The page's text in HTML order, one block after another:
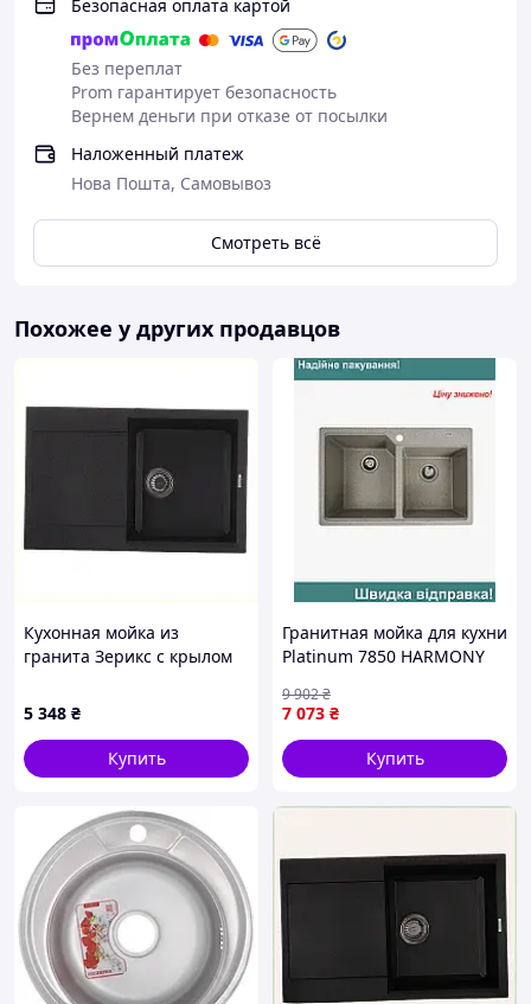
Безопасная оплата картой
Без переплат
Prom гарантирует безопасность
Вернем деньги при отказе от посылки
Наложенный платеж
Нова Пошта, Самовывоз
Смотреть всё
Похожее у других продавцов
Кухонная мойка из
гранита Зерикс с крылом
5 348 ₴
Купить
Гранитная мойка для кухни
Platinum 7850 HARMONY
7 073 ₴
9 902₴
Купить